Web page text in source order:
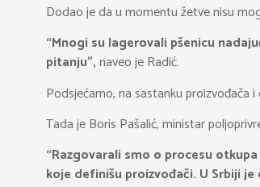
Dodao je da u momentu žetve nisu
“Mnogi su lagerovali pšenicu
pitanju”,naveo je Radić.
Podsjećamo, na sastanku proizvođača
Tada je Boris Pašalić, ministar
“Razgovarali smo o procesu
koje definišu proizvođači. U Srbiji